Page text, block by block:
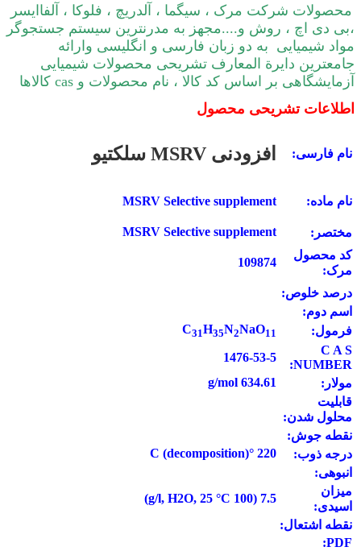
محصولات شرکت مرک ، سیگما ، آلدریچ ، فلوکا ، آلفاایسر
،بی دی اچ ، روش و....مجهز به مدرنترین سیستم جستجوگر
مواد شیمیایی به دو زبان فارسی و انگلیسی وارائه
جامعترین دایرة المعارف تشریحی محصولات شیمیایی
آزمایشگاهی بر اساس کد کالا ، نام محصولات و cas کالاها
اطلاعات تشریحی محصول
نام فارسی: افزودنی MSRV سلکتیو
نام ماده: MSRV Selective supplement
مختصر:
MSRV Selective supplement
کد محصول
مرک:
109874
درصد خلوص:
اسم دوم:
فرمول:
C31H35N2NaO11
C A S
NUMBER:
1476-53-5
مولار:
634.61 g/mol
قابلیت
محلول شدن:
نقطه جوش:
درجه ذوب:
220 °C (decomposition)
انبوهی:
میزان
اسیدی:
7.5 (100 g/l, H2O, 25 °C)
نقطه اشتعال:
PDF: